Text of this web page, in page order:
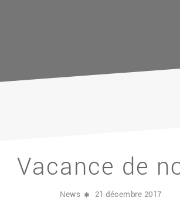
Vacance de
News 21 décembre 2017